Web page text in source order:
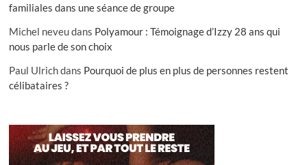
familiales dans une séance de groupe
Michel neveudans Polyamour : Témoignage d’Izzy 28 ans qui
nous parle de son choix
Paul Ulrichdans Pourquoi de plus en plus de personnes restent
célibataires ?